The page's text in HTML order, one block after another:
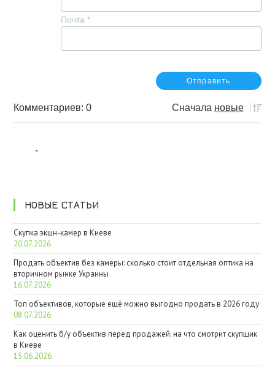
Почта *
Комментариев: 0 Сначала новые
НОВЫЕ СТАТЬИ
Скупка экшн-камер в Киеве
20.07.2026
Продать объектив без камеры: сколько стоит отдельная оптика на
вторичном рынке Украины
16.07.2026
Топ объективов, которые ещё можно выгодно продать в 2026 году
08.07.2026
Как оценить б/у объектив перед продажей: на что смотрит скупщик
в Киеве
15.06.2026